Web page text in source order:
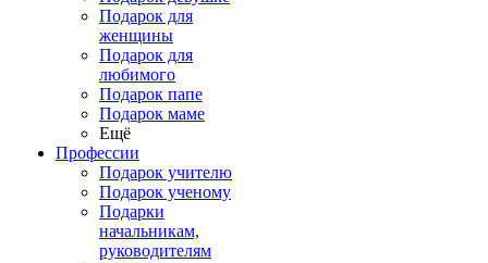
Подарок для
женщины
Подарок для
любимого
Подарок папе
Подарок маме
Ещё
Профессии
Подарок учителю
Подарок ученому
Подарки
начальникам,
руководителям